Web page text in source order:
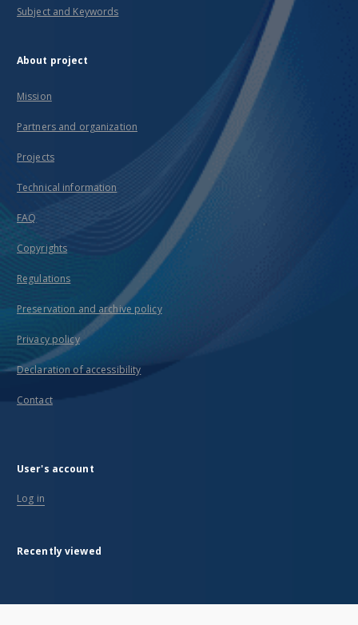
Subject and Keywords
About project
Mission
Partners and organization
Projects
Technical information
FAQ
Copyrights
Regulations
Preservation and archive policy
Privacy policy
Declaration of accessibility
Contact
User's account
Log in
Recently viewed